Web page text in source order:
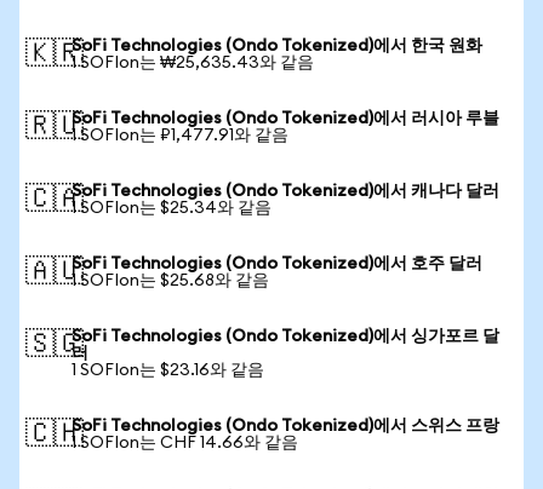
🇰🇷SoFi Technologies (Ondo Tokenized)에서 한국 원화
1 SOFIon는 ₩25,635.43와 같음
🇷🇺SoFi Technologies (Ondo Tokenized)에서 러시아 루블
1 SOFIon는 ₽1,477.91와 같음
🇨🇦SoFi Technologies (Ondo Tokenized)에서 캐나다 달러
1 SOFIon는 $25.34와 같음
🇦🇺SoFi Technologies (Ondo Tokenized)에서 호주 달러
1 SOFIon는 $25.68와 같음
🇸🇬SoFi Technologies (Ondo Tokenized)에서 싱가포르 달
러
1 SOFIon는 $23.16와 같음
🇨🇭SoFi Technologies (Ondo Tokenized)에서 스위스 프랑
1 SOFIon는 CHF 14.66와 같음